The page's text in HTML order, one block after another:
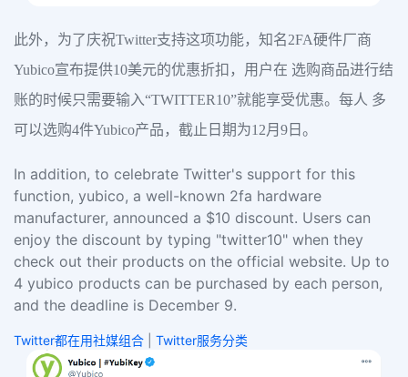
此外，为了庆祝Twitter支持这项功能，知名2FA硬件厂商
Yubico宣布提供10美元的优惠折扣，用户在 选购商品进行结
账的时候只需要输入“TWITTER10”就能享受优惠。每人 多
可以选购4件Yubico产品，截止日期为12月9日。
In addition, to celebrate Twitter's support for this
function, yubico, a well-known 2fa hardware
manufacturer, announced a $10 discount. Users can
enjoy the discount by typing "twitter10" when they
check out their products on the official website. Up to
4 yubico products can be purchased by each person,
and the deadline is December 9.
Twitter都在用社媒组合 Twitter服务分类